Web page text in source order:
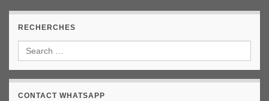
RECHERCHES
CONTACT WHATSAPP